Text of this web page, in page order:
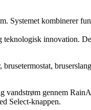
Systemet kombinerer
innovation.
gennem
Select-knappen.